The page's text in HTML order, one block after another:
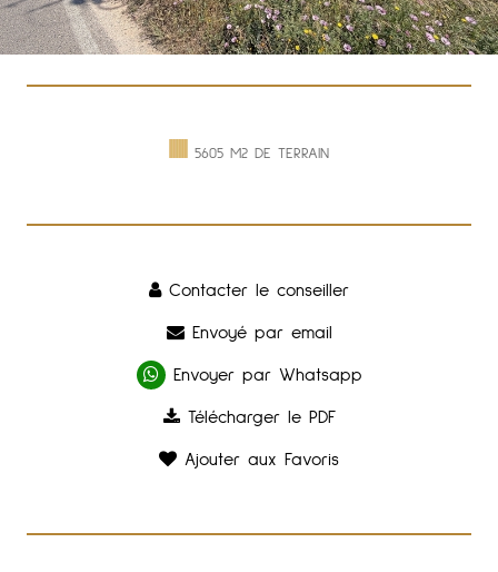
5605 M2 DE TERRAIN
Contacter le conseiller
Envoyé par email
Envoyer par Whatsapp
Télécharger le PDF
Ajouter aux Favoris